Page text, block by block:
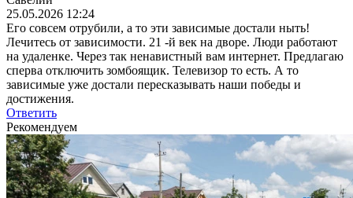
25.05.2026 12:24
Его совсем отрубили, а то эти зависимые достали ныть!
Лечитесь от зависимости. 21 -й век на дворе. Люди работают
на удаленке. Через так ненавистный вам интернет. Предлагаю
сперва отключить зомбоящик. Телевизор то есть. А то
зависимые уже достали пересказывать наши победы и
достижения.
Ответить
Рекомендуем